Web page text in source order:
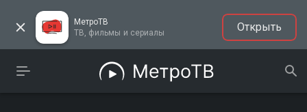
МетроТВ
ТВ, фильмы и сериалы
Открыть